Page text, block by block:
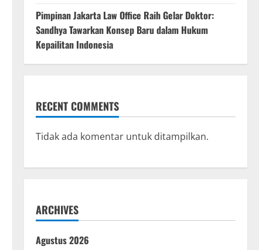
Pimpinan Jakarta Law Office Raih Gelar Doktor:
Sandhya Tawarkan Konsep Baru dalam Hukum
Kepailitan Indonesia
RECENT COMMENTS
Tidak ada komentar untuk ditampilkan.
ARCHIVES
Agustus 2026